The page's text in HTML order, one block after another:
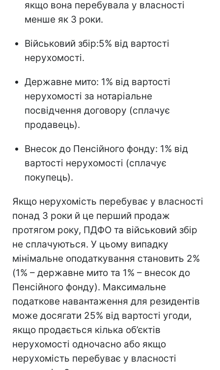
якщо вона перебувала у власності
менше як 3 роки.
Військовий збір:5% від вартості
нерухомості.
Державне мито: 1% від вартості
нерухомості за нотаріальне
посвідчення договору (сплачує
продавець).
Внесок до Пенсійного фонду: 1% від
вартості нерухомості (сплачує
покупець).
Якщо нерухомість перебуває у власності
понад 3 роки й це перший продаж
протягом року, ПДФО та військовий збір
не сплачуються. У цьому випадку
мінімальне оподаткування становить 2%
(1% – державне мито та 1% – внесок до
Пенсійного фонду). Максимальне
податкове навантаження для резидентів
може досягати 25% від вартості угоди,
якщо продається кілька об’єктів
нерухомості одночасно або якщо
нерухомість перебуває у власності